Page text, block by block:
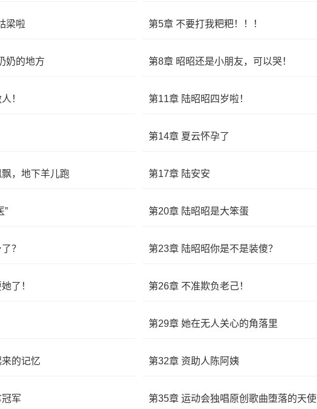
梁啦 第5章 不要打我粑粑！！！
奶的地方 第8章 昭昭还是小朋友，可以哭！
！ 第11章 陆昭昭四岁啦！
第14章 夏云怀孕了
，地下羊儿跑 第17章 陆安安
” 第20章 陆昭昭是大笨蛋
？ 第23章 陆昭昭你是不是装傻？
了！ 第26章 不准欺负老己！
第29章 她在无人关心的角落里
的记忆 第32章 资助人陈阿姨
军 第35章 运动会独唱原创歌曲堕落的天使